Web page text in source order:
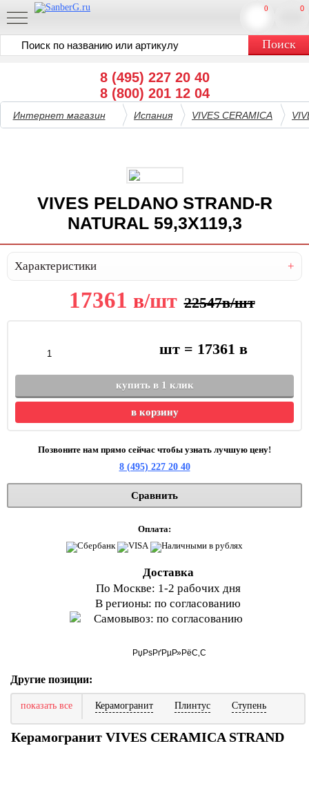
8 (495) 227 20 40
8 (800) 201 12 04
0
0
Интернет магазин Испания VIVES CERAMICA
VIVES PELDANO STRAND-R
NATURAL 59,3X119,3
Характеристики
17361 в/шт 22547в/шт
шт = 17361 в
купить в 1 клик
в корзину
Позвоните нам прямо сейчас чтобы узнать лучшую цену!
8 (495) 227 20 40
Сравнить
Оплата:
Доставка
По Москве: 1-2 рабочих дня
В регионы: по согласованию
Самовывоз: по согласованию
Другие позиции:
показать все Керамогранит Плинтус Ступень
Керамогранит VIVES CERAMICA STRAND